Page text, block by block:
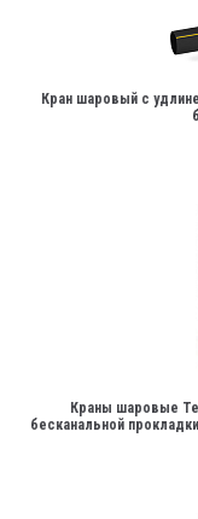
Кран шаровый с
Краны шаровые
бесканальной